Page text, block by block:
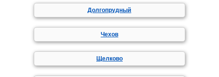
Долгопрудный
Чехов
Щелково